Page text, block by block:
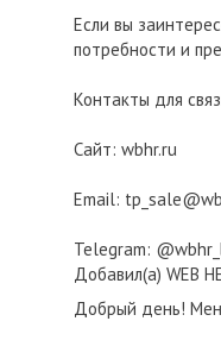
Если вы
потребности и
Контакты для
Cайт: wbhr.ru
Email:
Telegram:
Добавил(а) WEB
Добрый день!